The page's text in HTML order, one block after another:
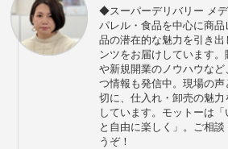
◆スーパーデリバリー メ
パレル・食品を中心に商
品の潜在的な魅力を引き
ンツをお届けしています
や新規開業のノウハウな
つ情報も発信中。現場の
切に、仕入れ・卸売の魅力
しています。モットーは
と自由に楽しく」。ご相
うぞ！